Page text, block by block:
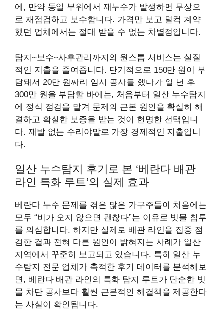
에, 만약 동일 부위에서 재누수가 발생하면 무상으
로 재점검하고 보수합니다. 가격만 보고 덜컥 계약
했던 업체에서는 절대 받을 수 없는 차별점입니다.
탐지~보수~사후관리까지의 원스톱 서비스는 실질
적인 지출을 줄여줍니다. 단기적으로 150만 원이 부
담돼서 20만 원짜리 임시 공사를 했다가 일 년 후
300만 원을 부담할 바에는, 처음부터 일산 누수탐지
에 정식 점검을 맡겨 문제의 근본 원인을 확실히 해
결하고 확실한 보증을 받는 것이 현명한 선택입니
다. 재발 없는 수리야말로 가장 경제적인 지출입니
다.
일산 누수탐지 후기로 본 ‘베란다 배관
라인 특화 루트’의 실제 효과
베란다 누수 문제를 겪은 많은 가구주들이 처음에는
모두 “비가 오지 않으면 괜찮다”는 이유로 빗물 침투
를 의심합니다. 하지만 실제로 배관 라인을 집중 점
검한 결과 전혀 다른 원인이 밝혀지는 사례가 일산
지역에서 꾸준히 보고되고 있습니다. 특히 일산 누
수탐지 전문 업체가 축적한 후기 데이터를 분석해보
면, 베란다 배관 라인의 특화 탐지 루트가 단순한 빗
물 차단 공사보다 훨씬 근본적인 해결책을 제공한다
는 사실이 확인됩니다.